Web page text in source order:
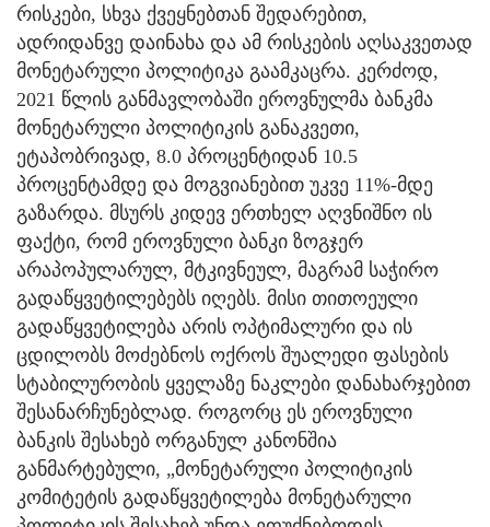
რისკები, სხვა ქვეყნებთან შედარებით,
ადრიდანვე დაინახა და ამ რისკების აღსაკვეთად
მონეტარული პოლიტიკა გაამკაცრა. კერძოდ,
2021 წლის განმავლობაში ეროვნულმა ბანკმა
მონეტარული პოლიტიკის განაკვეთი,
ეტაპობრივად, 8.0 პროცენტიდან 10.5
პროცენტამდე და მოგვიანებით უკვე 11%-მდე
გაზარდა. მსურს კიდევ ერთხელ აღვნიშნო ის
ფაქტი, რომ ეროვნული ბანკი ზოგჯერ
არაპოპულარულ, მტკივნეულ, მაგრამ საჭირო
გადაწყვეტილებებს იღებს. მისი თითოეული
გადაწყვეტილება არის ოპტიმალური და ის
ცდილობს მოძებნოს ოქროს შუალედი ფასების
სტაბილურობის ყველაზე ნაკლები დანახარჯებით
შესანარჩუნებლად. როგორც ეს ეროვნული
ბანკის შესახებ ორგანულ კანონშია
განმარტებული, „მონეტარული პოლიტიკის
კომიტეტის გადაწყვეტილება მონეტარული